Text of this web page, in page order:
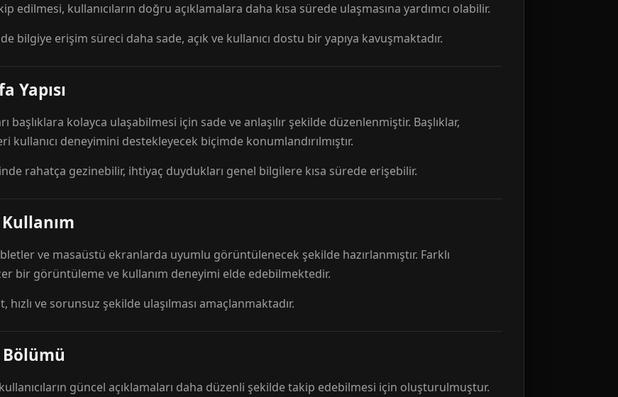
edilmesi, kullanıcıların doğru açıklamalara daha kısa sürede ulaşmasına yardımcı olabilir.
bilgiye erişim süreci daha sade, açık ve kullanıcı dostu bir yapıya kavuşmaktadır.
Yapısı
başlıklara kolayca ulaşabilmesi için sade ve anlaşılır şekilde düzenlenmiştir. Başlıklar,
kullanıcı deneyimini destekleyecek biçimde konumlandırılmıştır.
rahatça gezinebilir, ihtiyaç duydukları genel bilgilere kısa sürede erişebilir.
ve masaüstü ekranlarda uyumlu görüntülenecek şekilde hazırlanmıştır. Farklı
bir görüntüleme ve kullanım deneyimi elde edebilmektedir.
ve sorunsuz şekilde ulaşılması amaçlanmaktadır.
güncel açıklamaları daha düzenli şekilde takip edebilmesi için oluşturulmuştur.